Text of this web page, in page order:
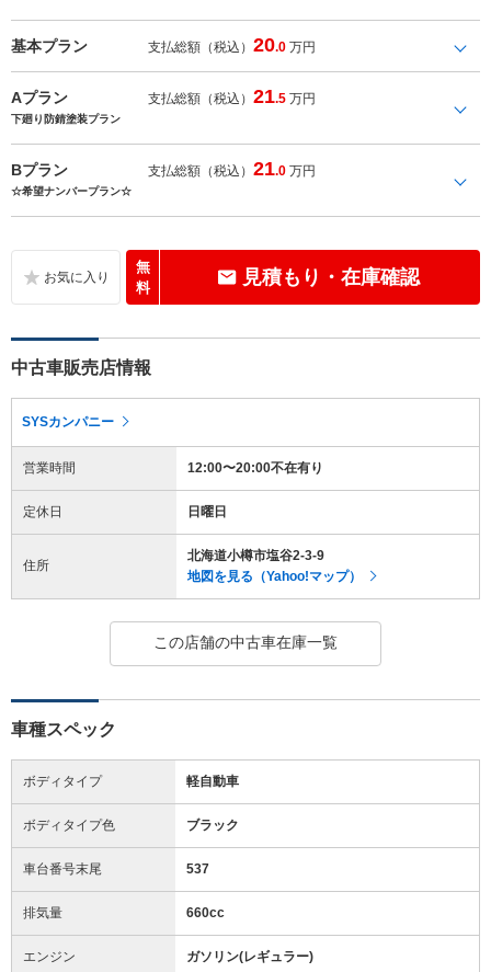
基本プラン 支払総額（税込）20.0 万円
Aプラン 支払総額（税込）21.5 万円
下廻り防錆塗装プラン
Bプラン 支払総額（税込）21.0 万円
☆希望ナンバープラン☆
無
料
見積もり・在庫確認
中古車販売店情報
SYSカンパニー
営業時間 12:00〜20:00不在有り
定休日 日曜日
住所
北海道小樽市塩谷2-3-9
地図を見る（Yahoo!マップ）
この店舗の中古車在庫一覧
車種スペック
ボディタイプ 軽自動車
ボディタイプ色 ブラック
車台番号末尾 537
排気量 660cc
エンジン ガソリン(レギュラー)